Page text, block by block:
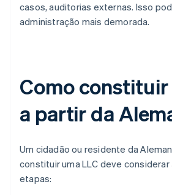
casos, auditorias externas. Isso
administração mais demorada.
Como constituir
a partir da
Um cidadão ou residente da
constituir uma LLC deve
etapas: